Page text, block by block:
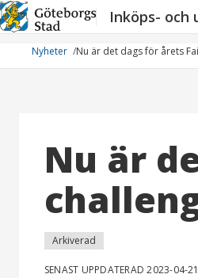
Hoppa
till
innehåll
Inköps- och
Nyheter Nu är det dags för årets
Nu är
Arkiverad
SENAST UPPDATERAD 2023-04-21